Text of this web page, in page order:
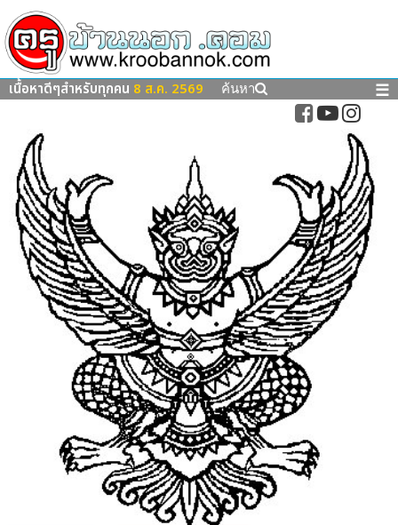
เนื้อหาดีๆสำหรับทุกคน 8 ส.ค. 2569 ค้นหา ☰